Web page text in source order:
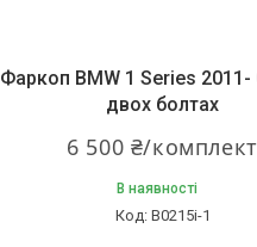
Фаркоп BMW 1 Series 2011-
двох болтах
6 500 ₴/комплект
В наявності
B0215i-1